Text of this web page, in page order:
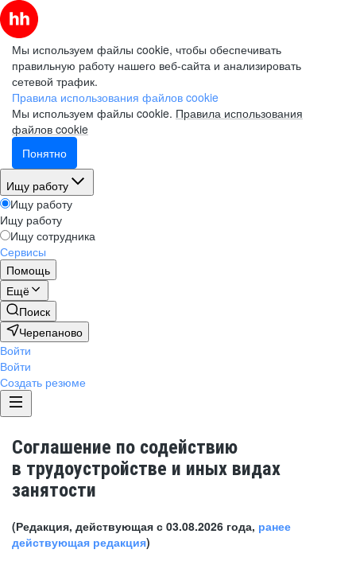
Мы используем файлы cookie, чтобы обеспечивать
правильную работу нашего веб-сайта и анализировать
сетевой трафик.
Правила использования файлов cookie
Мы используем файлы cookie. Правила использования
файлов cookie
Понятно
Ищу работу
Ищу работу
Ищу работу
Ищу сотрудника
Сервисы
Помощь
Ещё
Поиск
Черепаново
Войти
Войти
Создать резюме
Соглашение по содействию
в трудоустройстве и иных видах
занятости
(Редакция, действующая с 03.08.2026 года, ранее
действующая редакция)